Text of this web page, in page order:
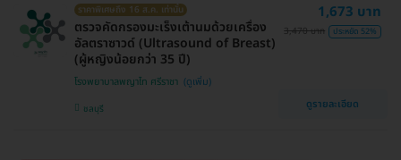
ราคาพิเศษถึง 16 ส.ค. เท่านั้น
ตรวจคัดกรองมะเร็งเต้านมด้วยเครื่อง
อัลตราซาวด์ (Ultrasound of Breast)
(ผู้หญิงน้อยกว่า 35 ปี)
โรงพยาบาลพญาไท ศรีราชา
ชลบุรี
1,673 บาท
3,470 บาท ประหยัด 52%
ดูรายละเอียด